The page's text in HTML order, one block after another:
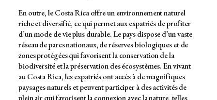
En outre, le Costa Rica offre un environnement naturel
riche et diversifié, ce qui permet aux expatriés de profiter
d’un mode de vie plus durable. Le pays dispose d’un vaste
réseau de parcs nationaux, de réserves biologiques et de
zones protégées qui favorisent la conservation de la
biodiversité et la préservation des écosystèmes. En vivant
au Costa Rica, les expatriés ont accès à de magnifiques
paysages naturels et peuvent participer à des activités de
plein air qui favorisent la connexion avec la nature, telles